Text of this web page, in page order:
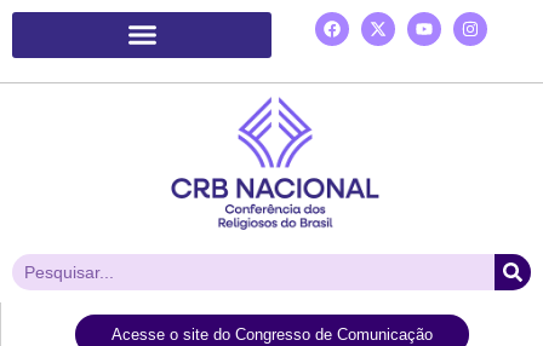
Acesse o site do Congresso de Comunicação